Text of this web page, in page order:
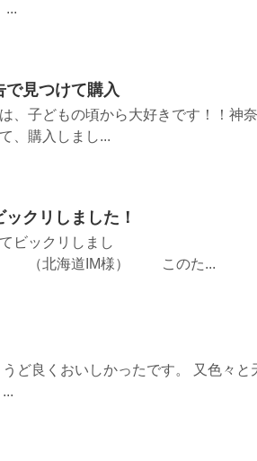
...
で見つけて購入
、子どもの頃から大好きです！！神奈
、購入しまし...
クリしました！
ビックリしまし
） このた...
ど良くおいしかったです。 又色々と